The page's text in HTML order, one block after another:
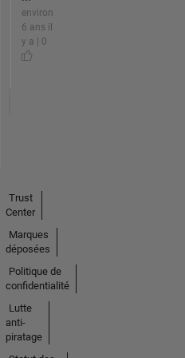
environ
6 ans il
y a | 0
Trust
Center
Marques
déposées
Politique de
confidentialité
Lutte
anti-
piratage